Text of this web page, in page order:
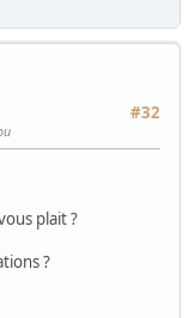
#32
plait ?
?